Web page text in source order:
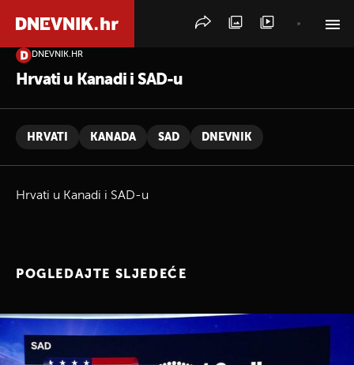
DNEVNIK.HR
Hrvati u Kanadi i SAD-u
HRVATI KANADA SAD DNEVNIK
Hrvati u Kanadi i SAD-u
POGLEDAJTE SLJEDEĆE
PRETRAŽITE VIJESTI